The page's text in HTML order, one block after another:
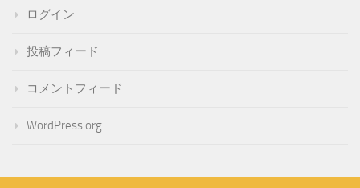
ログイン
投稿フィード
コメントフィード
WordPress.org